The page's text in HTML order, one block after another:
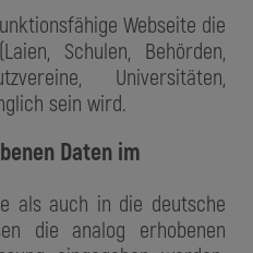
Webseite die
Schulen, Behörden,
Universitäten,
sein wird.
Daten im
als auch in die deutsche
die analog erhobenen